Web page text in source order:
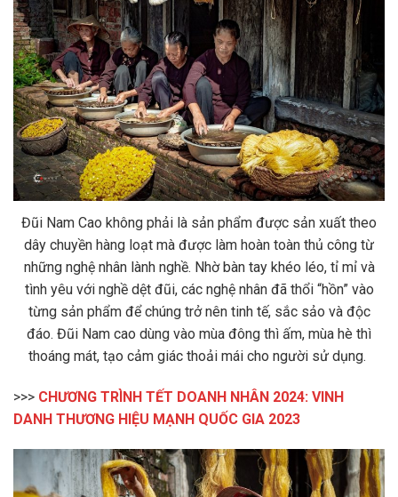
Đũi Nam Cao không phải là sản phẩm được sản xuất theo
dây chuyền hàng loạt mà được làm hoàn toàn thủ công từ
những nghệ nhân lành nghề. Nhờ bàn tay khéo léo, tỉ mỉ và
tình yêu với nghề dệt đũi, các nghệ nhân đã thổi “hồn” vào
từng sản phẩm để chúng trở nên tinh tế, sắc sảo và độc
đáo. Đũi Nam cao dùng vào mùa đông thì ấm, mùa hè thì
thoáng mát, tạo cảm giác thoải mái cho người sử dụng.
>>> CHƯƠNG TRÌNH TẾT DOANH NHÂN 2024: VINH
DANH THƯƠNG HIỆU MẠNH QUỐC GIA 2023